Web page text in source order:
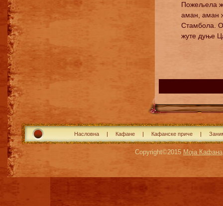
Пожељела
аман, аман
Стамбола.
жуте дуње
Насловна Кафане Кафанске приче
Copyright©2015 Моја Кафана